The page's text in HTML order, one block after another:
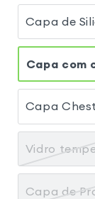
Capa de
Capa com
Capa
Vidro
Capa de